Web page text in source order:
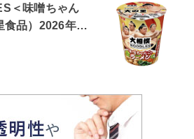
＜味噌ちゃん
食品）2026年…